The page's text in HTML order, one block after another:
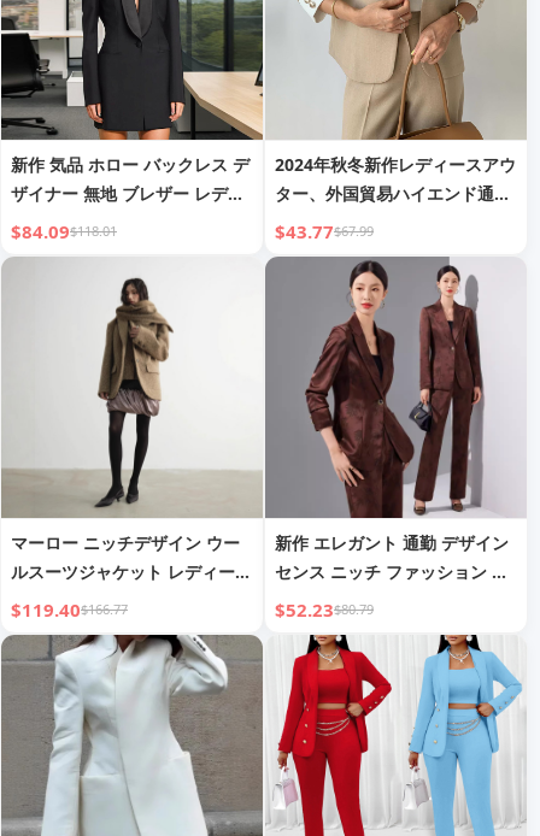
新作 気品 ホロー バックレス デ
ザイナー 無地 ブレザー レディ
ース
$84.09$118.01
2024年秋冬新作レディースアウ
ター、外国貿易ハイエンド通勤
カジュアルシックカラーブロッ
クパンツスーツセット
$43.77$67.99
マーロー ニッチデザイン ウー
ルスーツジャケット レディース
用、新作冬スタイル 取り外し可
能スカーフカラー ハイエンドト
ップス
$119.40$166.77
新作 エレガント 通勤 デザイン
センス ニッチ ファッション ス
ーツセット
$52.23$80.79